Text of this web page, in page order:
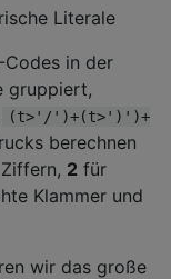
Literale
Codes in der
gruppiert,
(t>'/')+(t>')')+
berechnen
2 für
Klammer und
wir das große